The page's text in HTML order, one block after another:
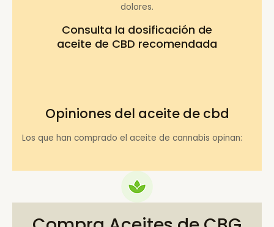
dolores.
Consulta la dosificación de
aceite de CBD recomendada
Opiniones del aceite de cbd
Los que han comprado el aceite de cannabis opinan: